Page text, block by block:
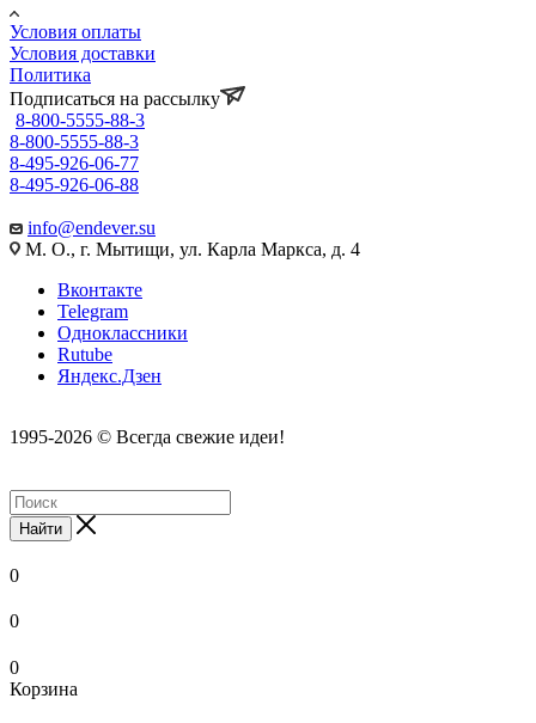
Условия оплаты
Условия доставки
Политика
Подписаться на рассылку
8-800-5555-88-3
8-800-5555-88-3
8-495-926-06-77
8-495-926-06-88
info@endever.su
М. О., г. Мытищи, ул. Карла Маркса, д. 4
Вконтакте
Telegram
Одноклассники
Rutube
Яндекс.Дзен
1995-2026 © Всегда свежие идеи!
Найти
0
0
0
Корзина